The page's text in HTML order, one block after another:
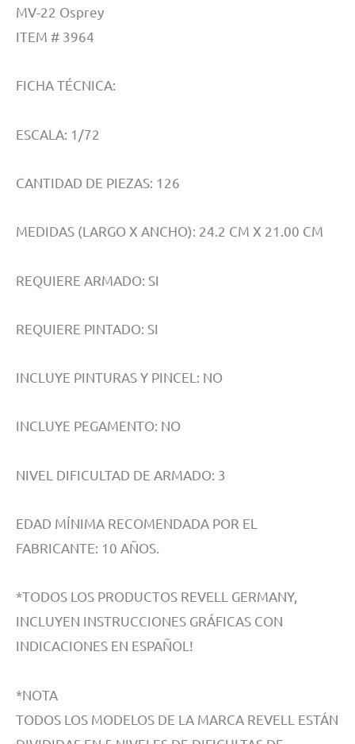
MV-22 Osprey
ITEM # 3964
FICHA TÉCNICA:
ESCALA: 1/72
CANTIDAD DE PIEZAS: 126
MEDIDAS (LARGO X ANCHO): 24.2 CM X 21.00 CM
REQUIERE ARMADO: SI
REQUIERE PINTADO: SI
INCLUYE PINTURAS Y PINCEL: NO
INCLUYE PEGAMENTO: NO
NIVEL DIFICULTAD DE ARMADO: 3
EDAD MÍNIMA RECOMENDADA POR EL
FABRICANTE: 10 AÑOS.
*TODOS LOS PRODUCTOS REVELL GERMANY,
INCLUYEN INSTRUCCIONES GRÁFICAS CON
INDICACIONES EN ESPAÑOL!
*NOTA
TODOS LOS MODELOS DE LA MARCA REVELL ESTÁN